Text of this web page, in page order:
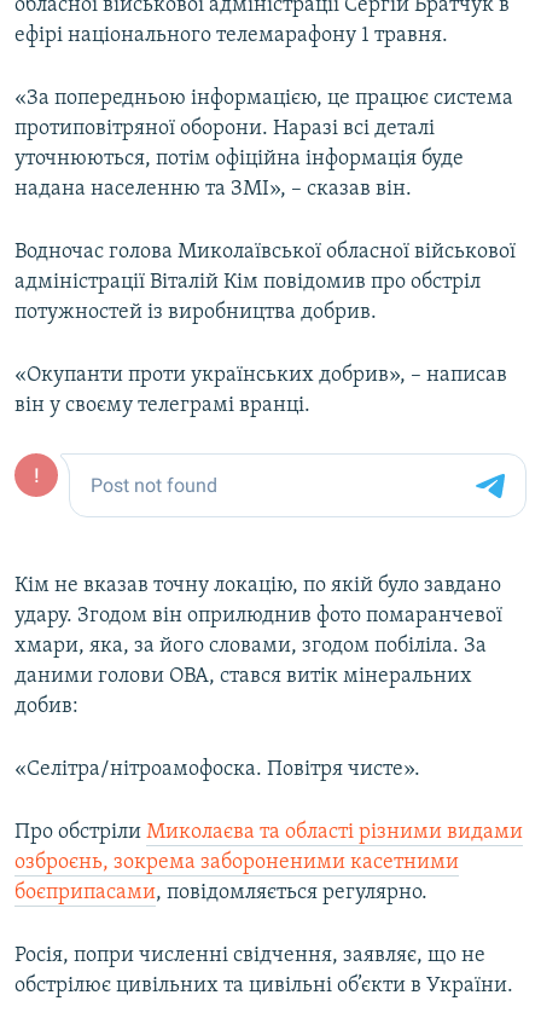
Усі сайти RFE/RL
обласної військової адміністрації Сергій Братчук в
ефірі національного телемарафону 1 травня.
«За попередньою інформацією, це працює система
протиповітряної оборони. Наразі всі деталі
уточнюються, потім офіційна інформація буде
надана населенню та ЗМІ», – сказав він.
Водночас голова Миколаївської обласної військової
адміністрації Віталій Кім повідомив про обстріл
потужностей із виробництва добрив.
«Окупанти проти українських добрив», – написав
він у своєму телеграмі вранці.
Кім не вказав точну локацію, по якій було завдано
удару. Згодом він оприлюднив фото помаранчевої
хмари, яка, за його словами, згодом побіліла. За
даними голови ОВА, стався витік мінеральних
добив:
«Селітра/нітроамофоска. Повітря чисте».
Про обстріли Миколаєва та області різними видами
озброєнь, зокрема забороненими касетними
боєприпасами, повідомляється регулярно.
Росія, попри численні свідчення, заявляє, що не
обстрілює цивільних та цивільні об’єкти в України.